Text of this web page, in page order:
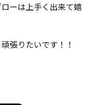
ーは上手く出来て嬉
張りたいです！！